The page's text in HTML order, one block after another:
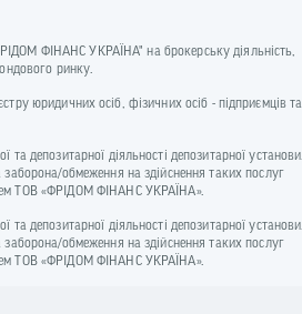
ФІНАНС УКРАЇНА" на брокерську діяльність,
ринку.
юридичних осіб, фізичних осіб - підприємців та
депозитарної діяльності депозитарної установи.
обмеження на здійснення таких послуг
ТОВ «ФРІДОМ ФІНАНС УКРАЇНА».
депозитарної діяльності депозитарної установи.
обмеження на здійснення таких послуг
ТОВ «ФРІДОМ ФІНАНС УКРАЇНА».